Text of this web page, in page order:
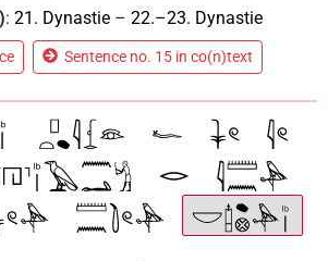
: 21. Dynastie – 22.–23. Dynastie
Sentence no. 15 in co(n)text